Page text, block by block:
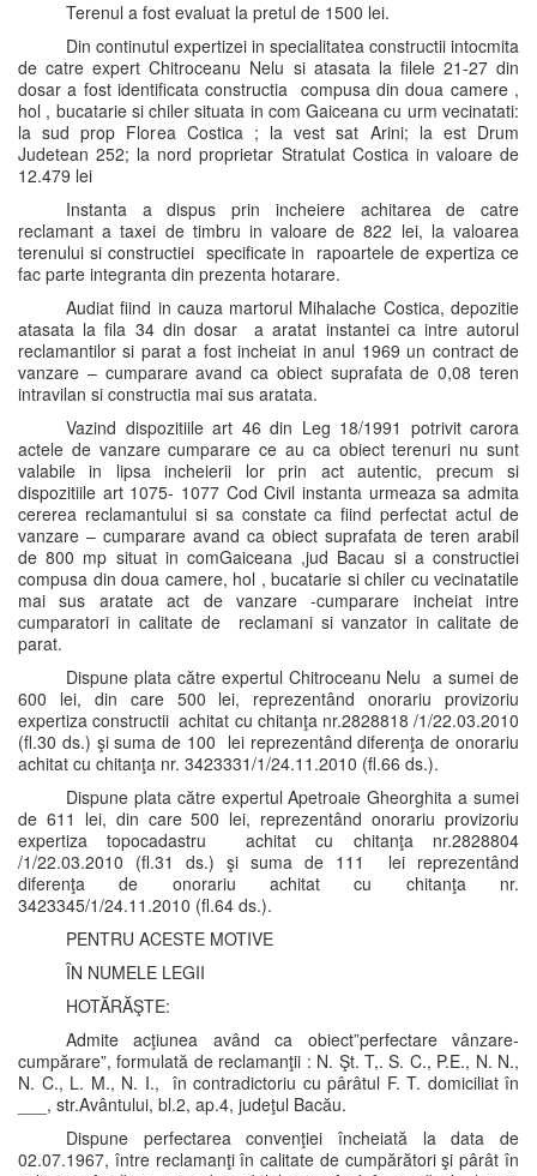
Terenul a fost evaluat la pretul de 1500 lei.
Din continutul expertizei in specialitatea constructii intocmita
de catre expert Chitroceanu Nelu si atasata la filele 21-27 din
dosar a fost identificata constructia compusa din doua camere ,
hol , bucatarie si chiler situata in com Gaiceana cu urm vecinatati:
la sud prop Florea Costica ; la vest sat Arini; la est Drum
Judetean 252; la nord proprietar Stratulat Costica in valoare de
12.479 lei
Instanta a dispus prin incheiere achitarea de catre
reclamant a taxei de timbru in valoare de 822 lei, la valoarea
terenului si constructiei specificate in rapoartele de expertiza ce
fac parte integranta din prezenta hotarare.
Audiat fiind in cauza martorul Mihalache Costica, depozitie
atasata la fila 34 din dosar a aratat instantei ca intre autorul
reclamantilor si parat a fost incheiat in anul 1969 un contract de
vanzare – cumparare avand ca obiect suprafata de 0,08 teren
intravilan si constructia mai sus aratata.
Vazind dispozitiile art 46 din Leg 18/1991 potrivit carora
actele de vanzare cumparare ce au ca obiect terenuri nu sunt
valabile in lipsa incheierii lor prin act autentic, precum si
dispozitiile art 1075- 1077 Cod Civil instanta urmeaza sa admita
cererea reclamantului si sa constate ca fiind perfectat actul de
vanzare – cumparare avand ca obiect suprafata de teren arabil
de 800 mp situat in comGaiceana ,jud Bacau si a constructiei
compusa din doua camere, hol , bucatarie si chiler cu vecinatatile
mai sus aratate act de vanzare -cumparare incheiat intre
cumparatori in calitate de reclamani si vanzator in calitate de
parat.
Dispune plata către expertul Chitroceanu Nelu a sumei de
600 lei, din care 500 lei, reprezentând onorariu provizoriu
expertiza constructii achitat cu chitanţa nr.2828818 /1/22.03.2010
(fl.30 ds.) şi suma de 100 lei reprezentând diferenţa de onorariu
achitat cu chitanţa nr. 3423331/1/24.11.2010 (fl.66 ds.).
Dispune plata către expertul Apetroaie Gheorghita a sumei
de 611 lei, din care 500 lei, reprezentând onorariu provizoriu
expertiza topocadastru achitat cu chitanţa nr.2828804
/1/22.03.2010 (fl.31 ds.) şi suma de 111 lei reprezentând
diferenţa de onorariu achitat cu chitanţa nr.
3423345/1/24.11.2010 (fl.64 ds.).
PENTRU ACESTE MOTIVE
ÎN NUMELE LEGII
HOTĂRĂŞTE:
Admite acţiunea având ca obiect”perfectare vânzare-
cumpărare”, formulată de reclamanţii : N. Şt. T,. S. C., P.E., N. N.,
N. C., L. M., N. I., în contradictoriu cu pârâtul F. T. domiciliat în
___, str.Avântului, bl.2, ap.4, judeţul Bacău.
Dispune perfectarea convenţiei încheiată la data de
02.07.1967, între reclamanţi în calitate de cumpărători şi pârât în